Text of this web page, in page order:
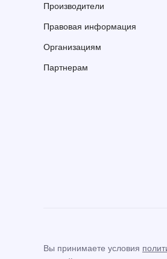
Производители
Правовая информация
Организациям
Партнерам
Вы принимаете условия